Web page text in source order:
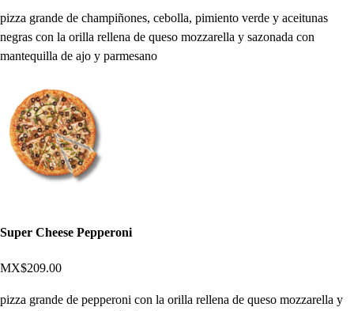
pizza grande de champiñones, cebolla, pimiento verde y aceitunas
negras con la orilla rellena de queso mozzarella y sazonada con
mantequilla de ajo y parmesano
Super Cheese Pepperoni
MX$209.00
pizza grande de pepperoni con la orilla rellena de queso mozzarella y